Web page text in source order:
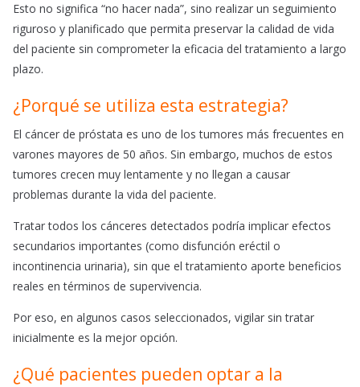
Esto no significa “no hacer nada”, sino realizar un seguimiento
riguroso y planificado que permita preservar la calidad de vida
del paciente sin comprometer la eficacia del tratamiento a largo
plazo.
¿Porqué se utiliza esta estrategia?
El cáncer de próstata es uno de los tumores más frecuentes en
varones mayores de 50 años. Sin embargo, muchos de estos
tumores crecen muy lentamente y no llegan a causar
problemas durante la vida del paciente.
Tratar todos los cánceres detectados podría implicar efectos
secundarios importantes (como disfunción eréctil o
incontinencia urinaria), sin que el tratamiento aporte beneficios
reales en términos de supervivencia.
Por eso, en algunos casos seleccionados, vigilar sin tratar
inicialmente es la mejor opción.
¿Qué pacientes pueden optar a la